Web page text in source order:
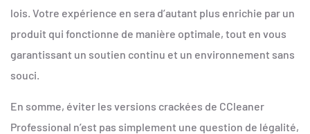
lois. Votre expérience en sera d’autant plus enrichie par un
produit qui fonctionne de manière optimale, tout en vous
garantissant un soutien continu et un environnement sans
souci.
En somme, éviter les versions crackées de CCleaner
Professional n’est pas simplement une question de légalité,